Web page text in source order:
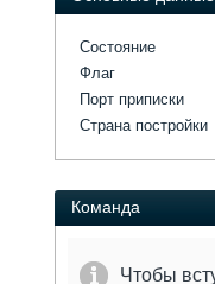
Состояние
Флаг
Порт приписки
Страна постройки
Команда
Чтобы